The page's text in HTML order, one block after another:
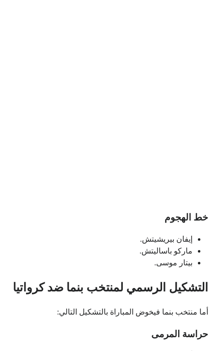
خط الهجوم
إيفان بيريشيتش.
ماركو باساليتش.
بيتار موسى.
التشكيل الرسمي لمنتخب بنما ضد كرواتيا
أما منتخب بنما فيخوض المباراة بالتشكيل التالي:
حراسة المرمى